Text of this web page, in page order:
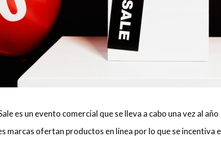
es un evento comercial que se lleva a cabo una vez al año
marcas ofertan productos en línea por lo que se incentiva